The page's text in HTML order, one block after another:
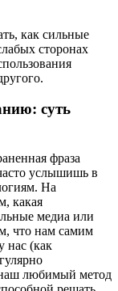
как сильные
сторонах
суть
фраза
услышишь в
На
какая
медиа или
что нам самим
нас (как
любимый метод